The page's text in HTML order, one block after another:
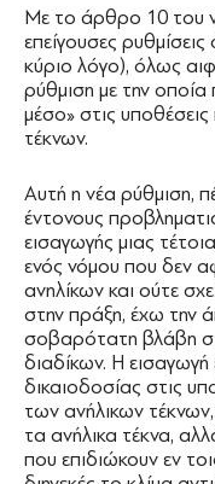
Με το άρθρο 10 του
επείγουσες
κύριο λόγο), όλως
ρύθμιση με την οποία
μέσο» στις
τέκνων.
Αυτή η νέα ρύθμιση,
έντονους
εισαγωγής μιας
ενός νόμου που δεν
ανηλίκων και ούτε
στην πράξη, έχω την
σοβαρότατη βλάβη
διαδίκων. Η
δικαιοδοσίας στις
των ανήλικων
τα ανήλικα τέκνα,
που επιδιώκουν εν